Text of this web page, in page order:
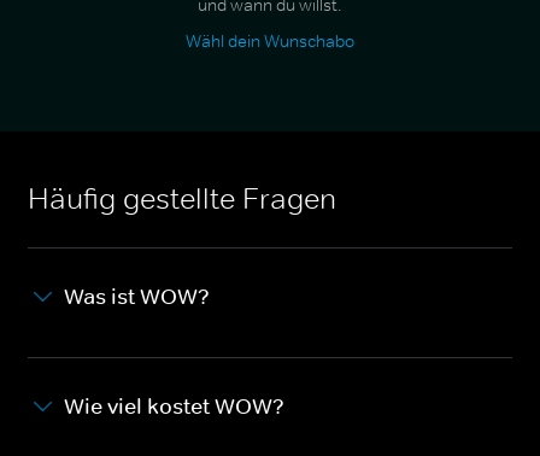
und wann du willst.
Wähl dein Wunschabo
Häufig gestellte Fragen
Was ist WOW?
Wie viel kostet WOW?